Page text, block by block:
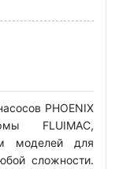
PHOENIX
FLUIMAC,
моделей для
сложности.